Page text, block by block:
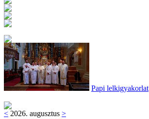
Papi lelkigyakorlat
< 2026. augusztus >